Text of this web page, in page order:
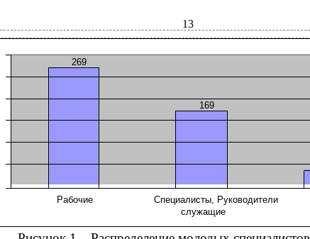
13
269
169
Рабочие
Специалисты, Руководители
служащие